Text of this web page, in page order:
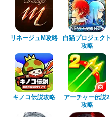
リネージュM攻略
白猫プロジェクト
攻略
キノコ伝説攻略
アーチャー伝説2
攻略